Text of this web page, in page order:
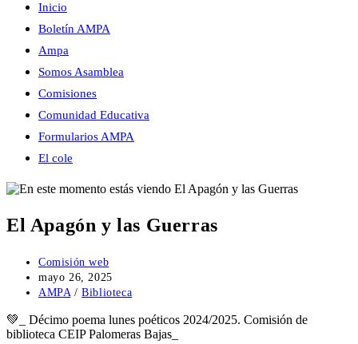
Inicio
Boletín AMPA
Ampa
Somos Asamblea
Comisiones
Comunidad Educativa
Formularios AMPA
El cole
El Apagón y las Guerras
Autor
de
la
Comisión web
Publicación
de
entrada:
mayo 26, 2025
Categoría
la
entrada:
AMPA / Biblioteca
💚_ Décimo poema lunes poéticos 2024/2025. Comisión de
biblioteca CEIP Palomeras Bajas_